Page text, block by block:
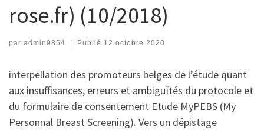
rose.fr) (10/2018)
par admin9854 Publié 12 octobre 2020
interpellation des promoteurs belges de l’étude quant
aux insuffisances, erreurs et ambiguïtés du protocole et
du formulaire de consentement Etude MyPEBS (My
Personnal Breast Screening). Vers un dépistage